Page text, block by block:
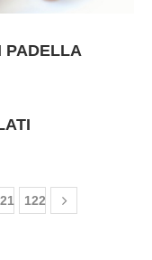
PADELLA
122